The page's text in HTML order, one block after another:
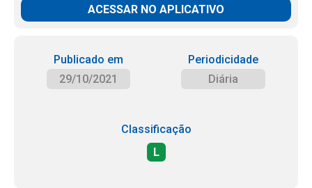
ACESSAR NO APLICATIVO
Publicado em
29/10/2021
Periodicidade
Diária
Classificação
L